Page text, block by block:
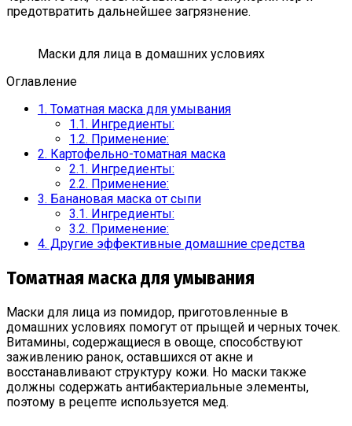
предотвратить дальнейшее загрязнение.
Маски для лица в домашних условиях
Оглавление
1. Томатная маска для умывания
1.1. Ингредиенты:
1.2. Применение:
2. Картофельно-томатная маска
2.1. Ингредиенты:
2.2. Применение:
3. Банановая маска от сыпи
3.1. Ингредиенты:
3.2. Применение:
4. Другие эффективные домашние средства
Томатная маска для умывания
Маски для лица из помидор, приготовленные в
домашних условиях помогут от прыщей и черных точек.
Витамины, содержащиеся в овоще, способствуют
заживлению ранок, оставшихся от акне и
восстанавливают структуру кожи. Но маски также
должны содержать антибактериальные элементы,
поэтому в рецепте используется мед.